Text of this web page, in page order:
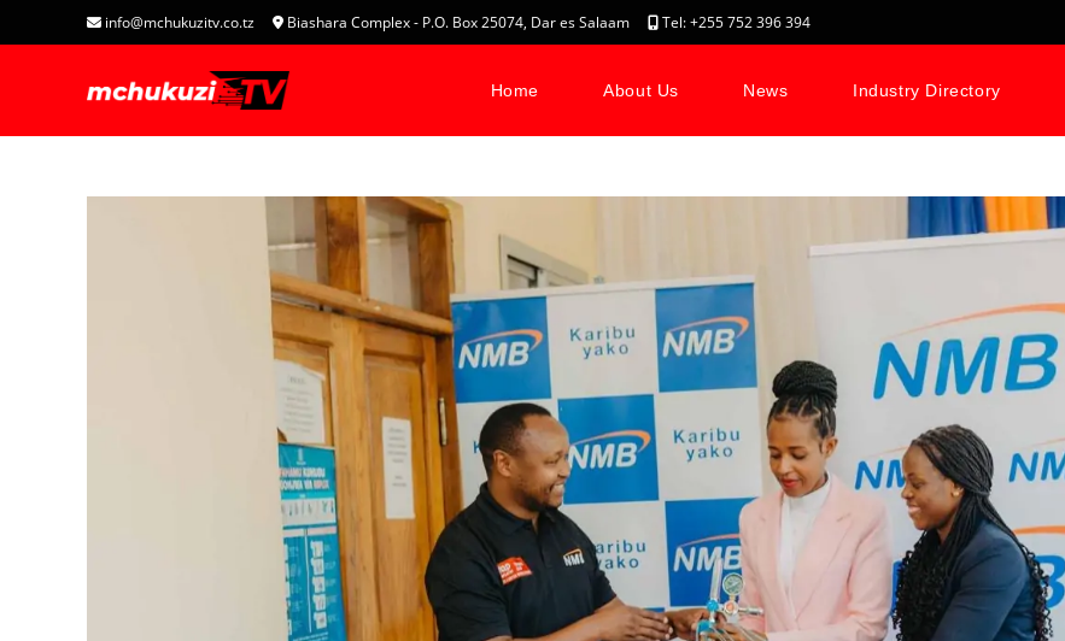
info@mchukuzitv.co.tz Biashara Complex - P.O. Box 25074, Dar es Salaam Tel: +255 752 396 394
Home About Us News Industry Directory